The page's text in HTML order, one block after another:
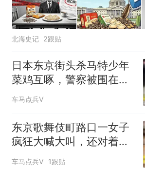
“不建议大家买深
搜，网友：天塌
南航一航班疑向
队上厕所！乘客
人只有2个厕所
非每架飞机都会
热
那个在床头
因老师一句“跟我
人生
北海史记 2跟贴
日本东京街头杀马特少年
菜鸡互啄，警察被围在人
群里插不上手
车马点兵V
东京歌舞伎町路口一女子
疯狂大喊大叫，还对着电
线杆张牙舞爪
车马点兵V 1跟贴